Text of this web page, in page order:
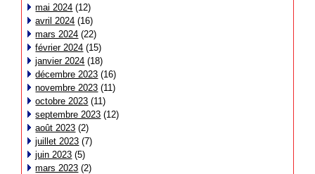
mai 2024 (12)
avril 2024 (16)
mars 2024 (22)
février 2024 (15)
janvier 2024 (18)
décembre 2023 (16)
novembre 2023 (11)
octobre 2023 (11)
septembre 2023 (12)
août 2023 (2)
juillet 2023 (7)
juin 2023 (5)
mars 2023 (2)